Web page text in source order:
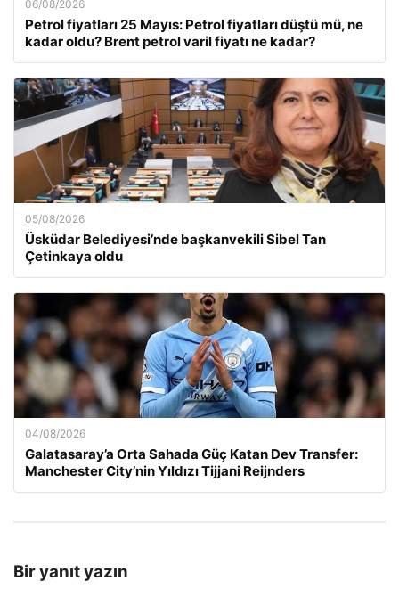
06/08/2026
Petrol fiyatları 25 Mayıs: Petrol fiyatları düştü mü, ne
kadar oldu? Brent petrol varil fiyatı ne kadar?
05/08/2026
Üsküdar Belediyesi’nde başkanvekili Sibel Tan
Çetinkaya oldu
04/08/2026
Galatasaray’a Orta Sahada Güç Katan Dev Transfer:
Manchester City’nin Yıldızı Tijjani Reijnders
Bir yanıt yazın